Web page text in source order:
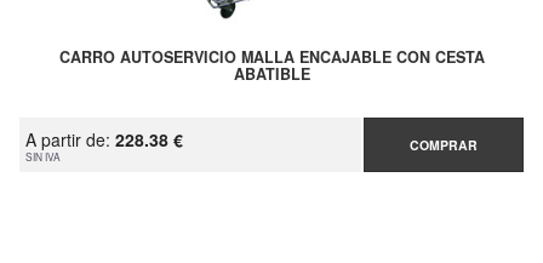
CARRO AUTOSERVICIO MALLA ENCAJABLE CON CESTA
ABATIBLE
A partir de: 228.38 €
SIN IVA
COMPRAR